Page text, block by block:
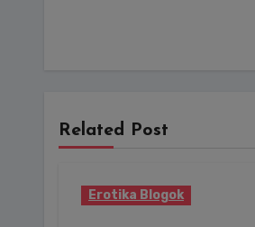
Related Post
Erotika Blogok